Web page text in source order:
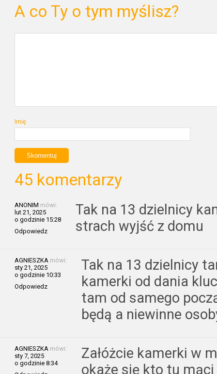
A co Ty o tym myślisz?
Imię
45 komentarzy
ANONIM mówi:
lut 21, 2025
o godzinie 15:28
Odpowiedz
Tak na 13 dzielnicy
strach wyjść z domu
AGNIESZKA mówi:
sty 21, 2025
o godzinie 10:33
Odpowiedz
Tak na 13 dzielnicy
kamerki od dania
tam od samego
będą a niewinne
AGNIESZKA mówi:
sty 7, 2025
o godzinie 8:34
Załóżcie kamerki w
okaże się kto tu mąci